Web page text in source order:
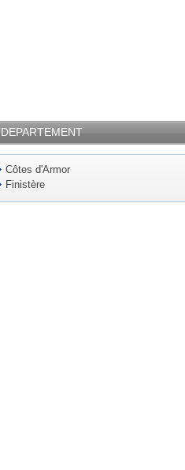
DEPARTEMENT
Côtes d'Armor
Finistère